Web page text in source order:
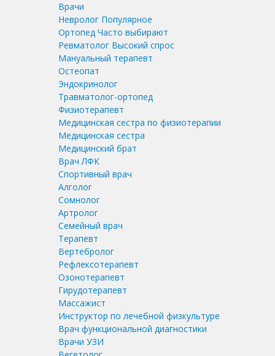
Врачи
Невролог Популярное
Ортопед Часто выбирают
Ревматолог Высокий спрос
Мануальный терапевт
Остеопат
Эндокринолог
Травматолог-ортопед
Физиотерапевт
Медицинская сестра по физиотерапии
Медицинская сестра
Медицинский брат
Врач ЛФК
Спортивный врач
Алголог
Сомнолог
Артролог
Семейный врач
Терапевт
Вертебролог
Рефлексотерапевт
Озонотерапевт
Гирудотерапевт
Массажист
Инструктор по лечебной физкультуре
Врач функциональной диагностики
Врачи УЗИ